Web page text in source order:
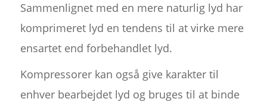
Sammenlignet med en mere naturlig lyd har
komprimeret lyd en tendens til at virke mere
ensartet end forbehandlet lyd.
Kompressorer kan også give karakter til
enhver bearbejdet lyd og bruges til at binde